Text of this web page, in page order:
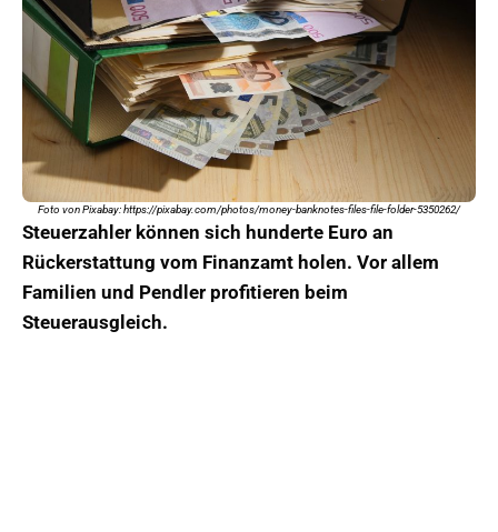
Foto von Pixabay: https://pixabay.com/photos/money-banknotes-files-file-folder-5350262/
Steuerzahler können sich hunderte Euro an
Rückerstattung vom Finanzamt holen. Vor allem
Familien und Pendler profitieren beim
Steuerausgleich.